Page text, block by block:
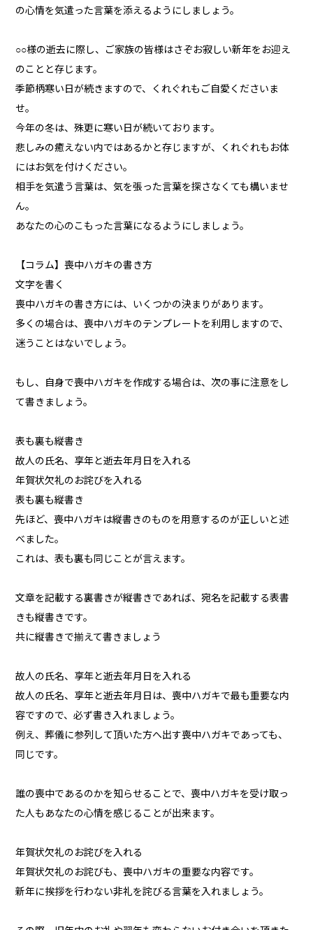
の心情を気遣った言葉を添えるようにしましょう。
○○様の逝去に際し、ご家族の皆様はさぞお寂しい新年をお迎え
のことと存じます。
季節柄寒い日が続きますので、くれぐれもご自愛くださいま
せ。
今年の冬は、殊更に寒い日が続いております。
悲しみの癒えない内ではあるかと存じますが、くれぐれもお体
にはお気を付けください。
相手を気遣う言葉は、気を張った言葉を探さなくても構いませ
ん。
あなたの心のこもった言葉になるようにしましょう。
【コラム】喪中ハガキの書き方
文字を書く
喪中ハガキの書き方には、いくつかの決まりがあります。
多くの場合は、喪中ハガキのテンプレートを利用しますので、
迷うことはないでしょう。
もし、自身で喪中ハガキを作成する場合は、次の事に注意をし
て書きましょう。
表も裏も縦書き
故人の氏名、享年と逝去年月日を入れる
年賀状欠礼のお詫びを入れる
表も裏も縦書き
先ほど、喪中ハガキは縦書きのものを用意するのが正しいと述
べました。
これは、表も裏も同じことが言えます。
文章を記載する裏書きが縦書きであれば、宛名を記載する表書
きも縦書きです。
共に縦書きで揃えて書きましょう
故人の氏名、享年と逝去年月日を入れる
故人の氏名、享年と逝去年月日は、喪中ハガキで最も重要な内
容ですので、必ず書き入れましょう。
例え、葬儀に参列して頂いた方へ出す喪中ハガキであっても、
同じです。
誰の喪中であるのかを知らせることで、喪中ハガキを受け取っ
た人もあなたの心情を感じることが出来ます。
年賀状欠礼のお詫びを入れる
年賀状欠礼のお詫びも、喪中ハガキの重要な内容です。
新年に挨拶を行わない非礼を詫びる言葉を入れましょう。